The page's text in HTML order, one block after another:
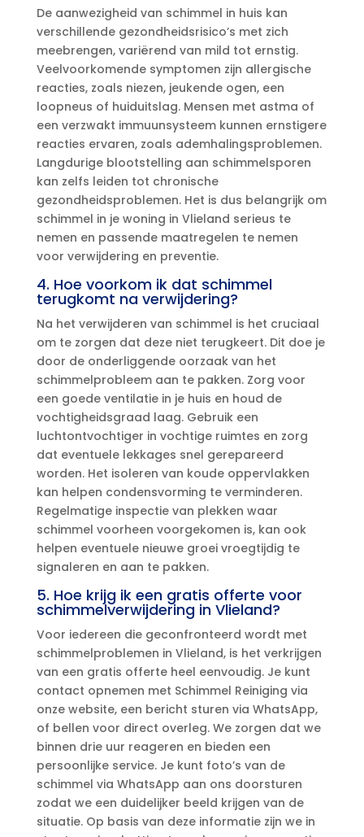
De aanwezigheid van schimmel in huis kan
verschillende gezondheidsrisico’s met zich
meebrengen, variërend van mild tot ernstig.​
Veelvoorkomende symptomen zijn allergische
reacties, zoals niezen, jeukende ogen, een
loopneus of huiduitslag.​ Mensen met astma of
een verzwakt immuunsysteem kunnen ernstigere
reacties ervaren, zoals ademhalingsproblemen.​
Langdurige blootstelling aan schimmelsporen
kan zelfs leiden tot chronische
gezondheidsproblemen.​ Het is dus belangrijk om
schimmel in je woning in Vlieland serieus te
nemen en passende maatregelen te nemen
voor verwijdering en preventie.​
4.​ Hoe voorkom ik dat schimmel
terugkomt na verwijdering?
Na het verwijderen van schimmel is het cruciaal
om te zorgen dat deze niet terugkeert.​ Dit doe je
door de onderliggende oorzaak van het
schimmelprobleem aan te pakken.​ Zorg voor
een goede ventilatie in je huis en houd de
vochtigheidsgraad laag.​ Gebruik een
luchtontvochtiger in vochtige ruimtes en zorg
dat eventuele lekkages snel gerepareerd
worden.​ Het isoleren van koude oppervlakken
kan helpen condensvorming te verminderen.​
Regelmatige inspectie van plekken waar
schimmel voorheen voorgekomen is, kan ook
helpen eventuele nieuwe groei vroegtijdig te
signaleren en aan te pakken.​
5.​ Hoe krijg ik een gratis offerte voor
schimmelverwijdering in Vlieland?
Voor iedereen die geconfronteerd wordt met
schimmelproblemen in Vlieland, is het verkrijgen
van een gratis offerte heel eenvoudig.​ Je kunt
contact opnemen met Schimmel Reiniging via
onze website, een bericht sturen via WhatsApp,
of bellen voor direct overleg.​ We zorgen dat we
binnen drie uur reageren en bieden een
persoonlijke service.​ Je kunt foto’s van de
schimmel via WhatsApp aan ons doorsturen
zodat we een duidelijker beeld krijgen van de
situatie.​ Op basis van deze informatie zijn we in